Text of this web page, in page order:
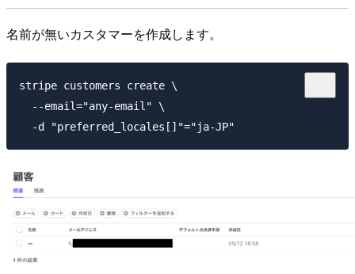
名前が無いカスタマーを作成します。
stripe customers create \
  --email="any-email" \